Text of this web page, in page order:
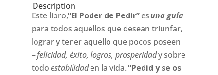
Description
Este libro,“El Poder de Pedir”esuna guía
para todos aquellos que desean triunfar,
lograr y tener aquello que pocos poseen
–felicidad, éxito, logros, prosperidady sobre
todoestabilidaden la vida.“Pedid y se os